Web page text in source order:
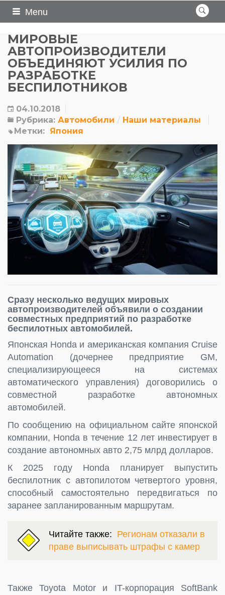
Menu
МИРОВЫЕ
АВТОПРОИЗВОДИТЕЛИ
ОБЪЕДИНЯЮТ УСИЛИЯ ПО
РАЗРАБОТКЕ
БЕСПИЛОТНИКОВ
04.10.2018
Рубрика: Автомобили
Наши материалы
Метки: Япония
Сразу несколько ведущих мировых
автопроизводителей объявили о создании
совместных предприятий по разработке
беспилотных автомобилей.
Японская Honda и американская компания Cruise
Automation (дочернее предприятие GM,
специализирующееся на системах
автоматического управления) договорились о
совместной разработке автономных
автомобилей.
По сообщению на официальном сайте японской
компании, Honda в течение 12 лет инвестирует в
создание автономных авто 2,75 млрд долларов.
К 2025 году Honda планирует выпустить
беспилотник с автопилотом четвертого уровня,
способный самостоятельно передвигаться по
заранее запланированным маршрутам.
Читайте также: Регионам отказали в
праве выписывать штрафы с камер
Также Toyota Motor и IT-корпорация SoftBank